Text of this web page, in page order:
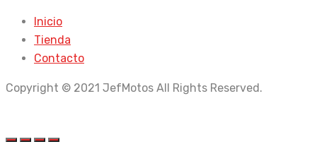
Inicio
Tienda
Contacto
Copyright © 2021 JefMotos All Rights Reserved.